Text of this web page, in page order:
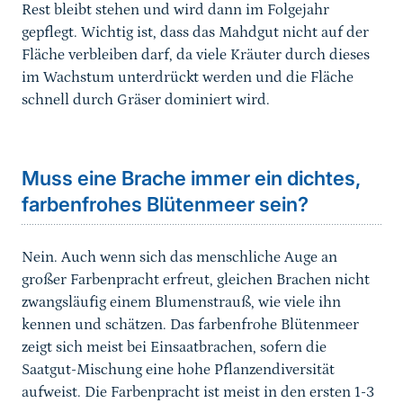
Rest bleibt stehen und wird dann im Folgejahr
gepflegt. Wichtig ist, dass das Mahdgut nicht auf der
Fläche verbleiben darf, da viele Kräuter durch dieses
im Wachstum unterdrückt werden und die Fläche
schnell durch Gräser dominiert wird.
Muss eine Brache immer ein dichtes,
farbenfrohes Blütenmeer sein?
Nein. Auch wenn sich das menschliche Auge an
großer Farbenpracht erfreut, gleichen Brachen nicht
zwangsläufig einem Blumenstrauß, wie viele ihn
kennen und schätzen. Das farbenfrohe Blütenmeer
zeigt sich meist bei Einsaatbrachen, sofern die
Saatgut-Mischung eine hohe Pflanzendiversität
aufweist. Die Farbenpracht ist meist in den ersten 1-3